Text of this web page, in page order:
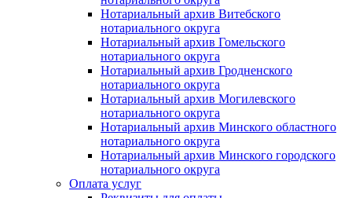
Нотариальный архив Витебского
нотариального округа
Нотариальный архив Гомельского
нотариального округа
Нотариальный архив Гродненского
нотариального округа
Нотариальный архив Могилевского
нотариального округа
Нотариальный архив Минского областного
нотариального округа
Нотариальный архив Минского городского
нотариального округа
Оплата услуг